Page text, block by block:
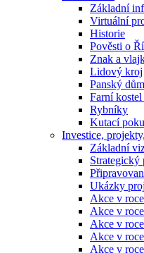
Základní
Virtuální
Historie
Pověsti o
Znak a
Lidový kroj
Panský dům
Farní kostel
Rybníky
Kutací
Investice,
Základní
Strategický
Ukázky
Akce v
Akce v
Akce v
Akce v
Akce v